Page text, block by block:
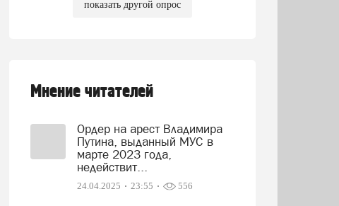
показать другой опрос
Мнение читателей
Ордер на арест Владимира
Путина, выданный МУС в
марте 2023 года,
недействит...
24.04.2025 23:55 556